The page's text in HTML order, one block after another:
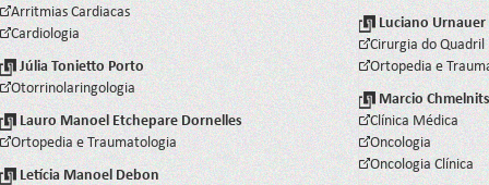
Arritmias Cardiacas
Cardiologia
Júlia Tonietto Porto
Otorrinolaringologia
Lauro Manoel Etchepare Dornelles
Ortopedia e Traumatologia
Letícia Manoel Debon
Luciano Urnauer
Cirurgia do Quadril
Ortopedia e
Marcio
Clínica Médica
Oncologia
Oncologia Clínica